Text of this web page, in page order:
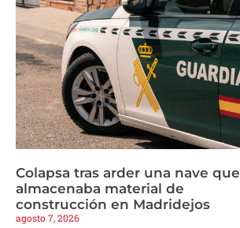
Colapsa tras arder una nave que
almacenaba material de
construcción en Madridejos
agosto 7, 2026